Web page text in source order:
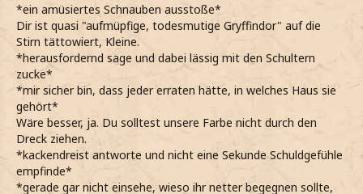
*ein amüsiertes Schnauben ausstoße*
Dir ist quasi "aufmüpfige, todesmutige Gryffindor" auf die
Stirn tättowiert, Kleine.
*herausfordernd sage und dabei lässig mit den Schultern
zucke*
*mir sicher bin, dass jeder erraten hätte, in welches Haus sie
gehört*
Wäre besser, ja. Du solltest unsere Farbe nicht durch den
Dreck ziehen.
*kackendreist antworte und nicht eine Sekunde Schuldgefühle
empfinde*
*gerade gar nicht einsehe, wieso ihr netter begegnen sollte,